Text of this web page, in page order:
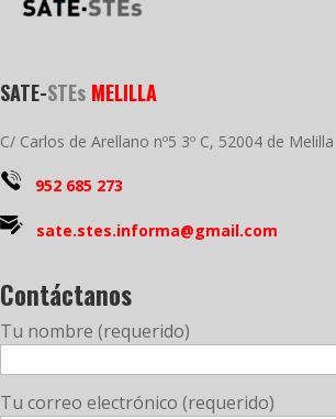
SATE-STEs MELILLA
C/ Carlos de Arellano nº5 3º C, 52004 de Melilla
952 685 273
sate.stes.informa@gmail.com
Contáctanos
Tu nombre (requerido)
Tu correo electrónico (requerido)